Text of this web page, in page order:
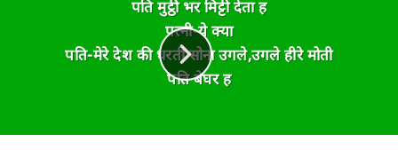
पति मुट्ठी भर मिट्टी देता ह
पत्नी-ये क्या
पति-मेरे देश की धरती सोना उगले,उगले हीरे मोती
पति बेघर ह